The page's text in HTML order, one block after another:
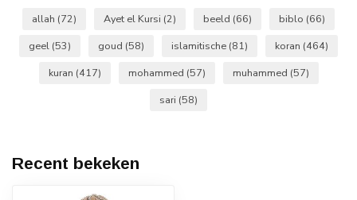
allah (72) Ayet el Kursi (2) beeld (66) biblo (66)
geel (53) goud (58) islamitische (81) koran (464)
kuran (417) mohammed (57) muhammed (57)
sari (58)
Recent bekeken